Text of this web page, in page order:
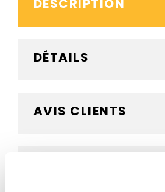
DESCRIPTION
DÉTAILS
AVIS CLIENTS